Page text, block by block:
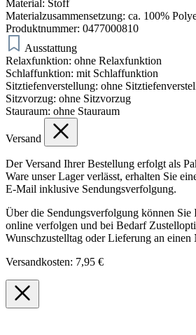
Material: Stoff
Materialzusammensetzung: ca. 100%
Produktnummer: 0477000810
Ausstattung
Relaxfunktion: ohne Relaxfunktion
Schlaffunktion: mit Schlaffunktion
Sitztiefenverstellung: ohne
Sitzvorzug: ohne Sitzvorzug
Stauraum: ohne Stauraum
Versand
Der Versand Ihrer Bestellung erfolgt als
Ware unser Lager verlässt, erhalten Sie
E-Mail inklusive Sendungsverfolgung.
Über die Sendungsverfolgung können
online verfolgen und bei Bedarf
Wunschzustelltag oder Lieferung an einen
Versandkosten: 7,95 €